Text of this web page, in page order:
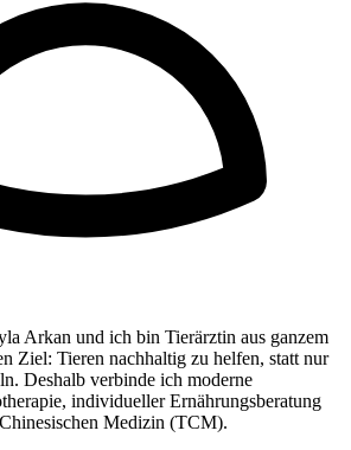
Arkan und ich bin Tierärztin aus ganzem
Ziel: Tieren nachhaltig zu helfen, statt nur
Deshalb verbinde ich moderne
individueller Ernährungsberatung
Medizin (TCM).